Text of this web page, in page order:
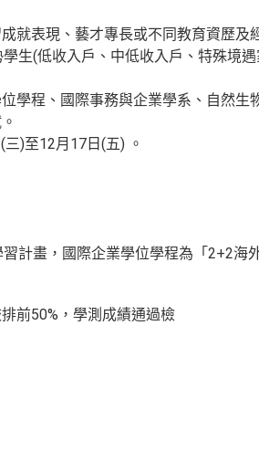
就表現、藝才專長或不同教育資歷
生(低收入戶、中低收入戶、特殊境
學程、國際事務與企業學系、自然生
)至12月17日(五) 。
計畫，國際企業學位學程為「2+2海
前50%，學測成績通過檢